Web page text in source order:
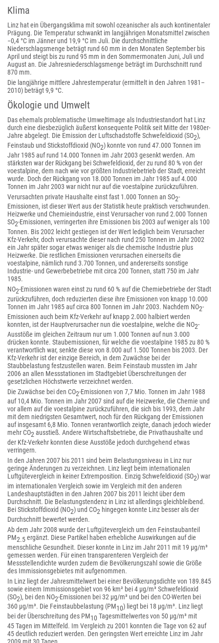
Klima
Linz hat ein Übergangsklima mit sowohl ozeanischer als auch kontinentaler
Prägung. Die Temperatur schwankt im langjährigen Monatsmittel zwischen
−0,4 °C im Jänner und 19,9 °C im Juli. Die durchschnittliche
Niederschlagsmenge beträgt rund 60 mm in den Monaten September bis
April und steigt bis zu rund 95 mm in den Sommermonaten Juni, Juli und
August an. Die Jahresniederschlagsmenge beträgt im Durchschnitt rund
870 mm.
Die langjährige mittlere Jahrestemperatur (ermittelt in den Jahren 1981–
2010) beträgt 9,9 °C.
Ökologie und Umwelt
Das ehemals problematische Umweltimage als Industriestandort hat Linz
durch eine diesbezüglich äußerst konsequente Politik seit Mitte der 1980er-
Jahre abgelegt. Die Emission der Luftschadstoffe Schwefeldioxid (SO2),
Feinstaub und Stickstoffdioxid (NO2) konnte von rund 47.000 Tonnen im
Jahr 1985 auf rund 14.000 Tonnen im Jahr 2003 gesenkt werden. Am
stärksten war der Rückgang bei Schwefeldioxid, der zu rund 80 % von der
voestalpine, dem nach wie vor größten Industriebetrieb der Stadt, erreicht
wurde. Doch der Rückgang von 18.000 Tonnen im Jahr 1985 auf 4.000
Tonnen im Jahr 2003 war nicht nur auf die voestalpine zurückzuführen.
Verursachten private Haushalte einst fast 1.000 Tonnen an SO2-
Emissionen, ist dieser Wert aus der Statistik heute praktisch verschwunden.
Heizwerke und Chemieindustrie, einst Verursacher von rund 2.000 Tonnen
SO2-Emissionen, verringerten ihre Emissionen bis 2003 auf weniger als 100
Tonnen. Bis 2002 leicht gestiegen ist der Wert lediglich beim Verursacher
Kfz-Verkehr, doch verursachte dieser nach rund 250 Tonnen im Jahr 2002
ein Jahr später sogar etwas weniger als die chemische Industrie plus
Heizwerke. Die restlichen Emissionen verursachen einerseits die
voestalpine, nämlich rund 3.700 Tonnen, und andererseits sonstige
Industrie- und Gewerbebetriebe mit circa 200 Tonnen, statt 750 im Jahr
1985.
NO2-Emissionen waren einst zu rund 60 % auf die Chemiebetriebe der Stadt
zurückzuführen, doch reduzierten diese ihre Emissionen von knapp 10.000
Tonnen im Jahr 1985 auf circa 800 Tonnen im Jahr 2003. Nachdem NO2-
Emissionen auch beim Kfz-Verkehr auf knapp 2.000 halbiert werden
konnten, ist der Hauptverursacher nun die voestalpine, welche die NO2-
Ausstöße im gleichen Zeitraum nur um 1.000 Tonnen auf nun 3.000
drücken konnte. Staubemissionen, für welche die voestalpine 1985 zu 80 %
verantwortlich war, senkte diese von 8.000 auf 1.500 Tonnen bis 2003. Der
Kfz-Verkehr ist der einzige Bereich, in dem Zuwächse bei der
Staubbelastung festzustellen waren. Beim Feinstaub mussten im Jahr
2006 an allen Messstationen im Stadtgebiet Überschreitungen der
gesetzlichen Höchstwerte verzeichnet werden.
Die Zuwächse bei den CO2-Emissionen von 7,7 Mio. Tonnen im Jahr 1988
auf 10,4 Mio. Tonnen im Jahr 2007 sind auf die Heizwerke, die Chemie und
vor allem auf die voestalpine zurückzuführen, die sich bis 1993, dem Jahr
mit dem niedrigsten Gesamtwert, noch für den Rückgang der Emissionen
auf insgesamt 6,8 Mio. Tonnen verantwortlich zeigte, danach jedoch wieder
mehr CO2 ausstieß. Andere Wirtschaftsbetriebe, die Privathaushalte und
der Kfz-Verkehr konnten diese Ausstöße jedoch durchgehend etwas
verringern.
In den Jahren 2007 bis 2011 sind beim Belastungsniveau in Linz nur
geringe Änderungen zu verzeichnen. Linz liegt beim internationalen
Luftgütevergleich in keiner Extremposition. Einzig Schwefeldioxid (SO2) war
im internationalen Vergleich sowie im Vergleich mit den anderen
Landeshauptstädten in den Jahren 2007 bis 2011 leicht über dem
Durchschnitt. Die Belastungstendenz in Linz ist allerdings gleichbleibend.
Bei Stickstoffdioxid (NO2) und CO2 hingegen konnte Linz besser als der
Durchschnitt bewertet werden.
Ab dem Jahr 2008 wurde der Luftgütevergleich um den Feinstaubanteil
PM2.5ergänzt. Diese Partikel haben erhebliche Auswirkungen auf die
menschliche Gesundheit. Dieser konnte in Linz im Jahr 2011 mit 19 μg/m³
gemessen werden. Für einen transparenteren Vergleich der
Messstellendichte wurden zudem die Bevölkerungszahl sowie die Größe
des Immissionsgebietes mit aufgenommen.
In Linz liegt der Jahresmittelwert bei einer Bevölkerungsdichte von 189.845
sowie einem Immissionsgebiet von 96 km² bei 4 μg/m³ Schwefeldioxid
(SO2), bei den NO2-Emissionen bei 32 μg/m³ und bei den CO-Werten bei
360 μg/m³. Die Feinstaubbelastung (PM10) liegt bei 18 μg/m³. Linz liegt
bei der Überschreitung des PM10 Tagesmittelwertes von 50 μg/m³ mit
45 Tagen im Mittelfeld. Im Vergleich zu 2001 konnten die Tage von 62 auf
45 deutlich reduziert werden. Den geringsten Wert erreichte Linz im Jahr